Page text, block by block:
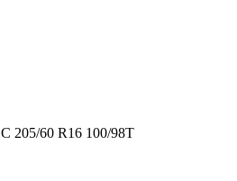
205/60 R16 100/98T